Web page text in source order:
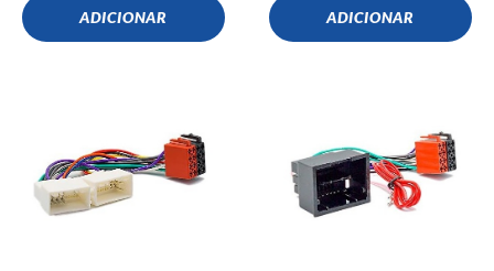
ADICIONAR ADICIONAR